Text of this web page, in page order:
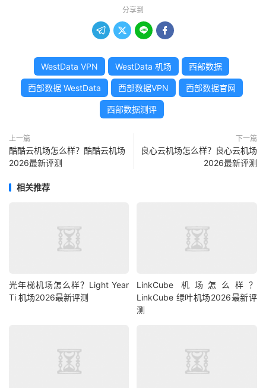
分享到
   
WestData VPN WestData 机场 西部数据
西部数据 WestData 西部数据VPN 西部数据官网
西部数据测评
上一篇
酷酷云机场怎么样？酷酷云机场
2026最新评测
下一篇
良心云机场怎么样？良心云机场
2026最新评测
相关推荐
光年梯机场怎么样？Light Year
Ti 机场2026最新评测
LinkCube 机场怎么样？
LinkCube 绿叶机场2026最新评
测